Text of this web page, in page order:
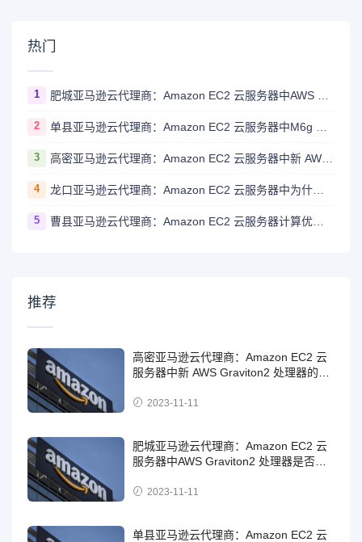
热门
1 肥城亚马逊云代理商：Amazon EC2 云服务器中AWS Graviton2 处理器是否支持内存加密？
2 单县亚马逊云代理商：Amazon EC2 云服务器中M6g 实例上提供了哪些不同的存储选项？
3 高密亚马逊云代理商：Amazon EC2 云服务器中新 AWS Graviton2 处理器的规格是怎样的？
4 龙口亚马逊云代理商：Amazon EC2 云服务器中为什么操作系统报告的内存总量与宣传的实例类型内存量不完全一致？
5 曹县亚马逊云代理商：Amazon EC2 云服务器计算优化型实例具体包含哪些实例？
推荐
高密亚马逊云代理商：Amazon EC2 云
服务器中新 AWS Graviton2 处理器的规
2023-11-11
肥城亚马逊云代理商：Amazon EC2 云
服务器中AWS Graviton2 处理器是否支
2023-11-11
单县亚马逊云代理商：Amazon EC2 云